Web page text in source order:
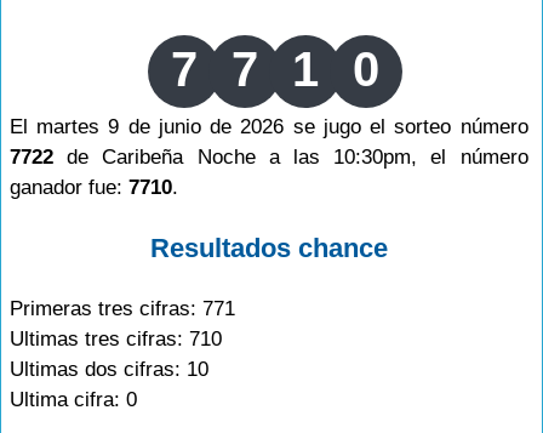
7 7 1 0
El martes 9 de junio de 2026 se jugo el sorteo número
7722 de Caribeña Noche a las 10:30pm, el número
ganador fue: 7710.
Resultados chance
Primeras tres cifras: 771
Ultimas tres cifras: 710
Ultimas dos cifras: 10
Ultima cifra: 0